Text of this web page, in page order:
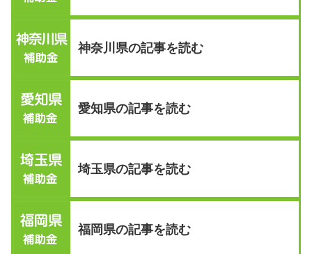
神奈川県の記事を読む
愛知県の記事を読む
埼玉県の記事を読む
福岡県の記事を読む